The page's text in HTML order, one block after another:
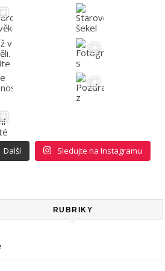
Další Sledujte na Instagramu
RUBRIKY